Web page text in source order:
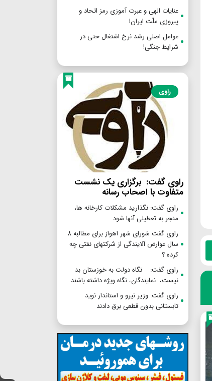
عنایات الهی و عبرت آموزی رمز اتحاد و
پیروزی ملّت ایران!
عوامل اصلی رشد نرخ اشتغال حتی در
شرایط جنگی!
راوی
راوی گفت: برگزاری یک نشست
متفاوت با اصحاب رسانه
راوی گفت: نگذارید مشکلات کارخانه ها،
منجر به تعطیلی آنها شود
راوی گفت شورای شهر اهواز برای مطالبه ۸
سال عوارض آلایندگی از شرکتهای نفتی چه
کرده ؟
راوی گفت: نگاه دولت به خوزستان بد
نیست، نمایندگان، نگاه ویژه داشته باشند
راوی گفت: وزیر نیرو و استاندار نوید
تابستانی بدون قطعی برق دادند